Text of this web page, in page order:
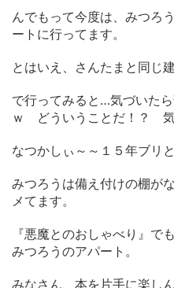
んでもって今度は、みつろ
ートに行ってます。
とはいえ、さんたまと同じ
で行ってみると…気づいた
ｗ どういうことだ！？ 気
なつかしぃ～～１５年ブリ
みつろうは備え付けの棚が
メてます。
『悪魔とのおしゃべり』で
みつろうのアパート。
みなさん、本を片手に楽し